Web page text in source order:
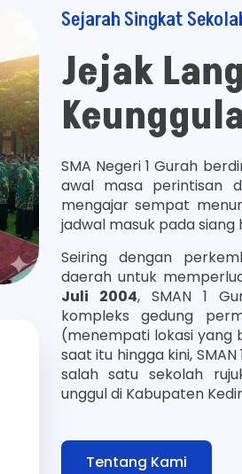
Sejarah Singkat
Jejak
SMA Negeri 1 Gurah
awal masa perintisan
mengajar sempat
jadwal masuk pada siang
Seiring dengan
daerah untuk
Juli 2004, SMAN 1
kompleks gedung
(menempati lokasi yang
saat itu hingga kini,
salah satu sekolah
unggul di Kabupaten
Tentang Kami